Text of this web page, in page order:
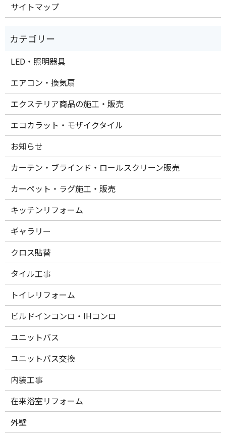
サイトマップ
LED・照明器具
エアコン・換気扇
エクステリア商品の施工・販売
エコカラット・モザイクタイル
お知らせ
カーテン・ブラインド・ロールスクリーン販売
カーペット・ラグ施工・販売
キッチンリフォーム
ギャラリー
クロス貼替
タイル工事
トイレリフォーム
ビルドインコンロ・IHコンロ
ユニットバス
ユニットバス交換
内装工事
在来浴室リフォーム
外壁